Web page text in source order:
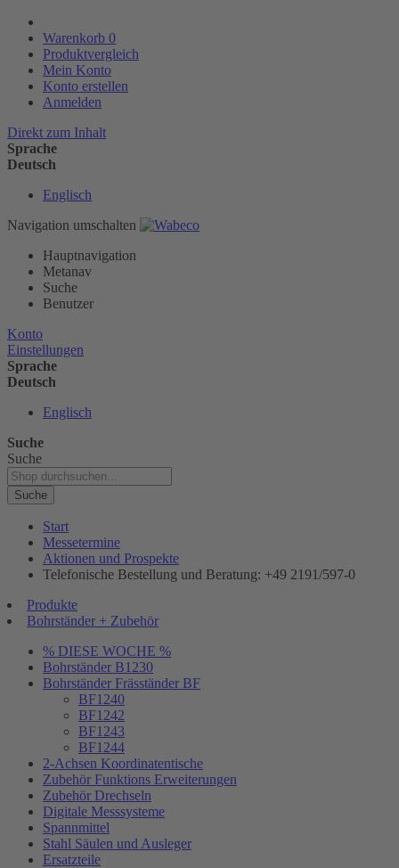
Warenkorb 0
Produktvergleich
Mein Konto
Konto erstellen
Anmelden
Direkt zum Inhalt
Sprache
Deutsch
Englisch
Navigation umschalten
Hauptnavigation
Metanav
Suche
Benutzer
Konto
Einstellungen
Sprache
Deutsch
Englisch
Suche
Suche
Suche
Start
Messetermine
Aktionen und Prospekte
Telefonische Bestellung und Beratung: +49 2191/597-0
Produkte
Bohrständer + Zubehör
% DIESE WOCHE %
Bohrständer B1230
Bohrständer Fräsständer BF
BF1240
BF1242
BF1243
BF1244
2-Achsen Koordinatentische
Zubehör Funktions Erweiterungen
Zubehör Drechseln
Digitale Messsysteme
Spannmittel
Stahl Säulen und Ausleger
Ersatzteile